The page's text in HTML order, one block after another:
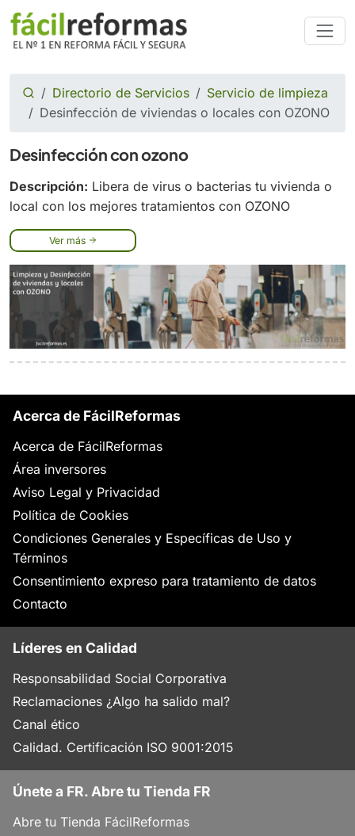
Directorio de Servicios
Servicio de limpieza
Desinfección de viviendas o locales con OZONO
Desinfección con ozono
Descripción: Libera de virus o bacterias tu vivienda o
local con los mejores tratamientos con OZONO
Ver más
Acerca de FácilReformas
Acerca de FácilReformas
Área inversores
Aviso Legal y Privacidad
Política de Cookies
Condiciones Generales y Específicas de Uso y
Términos
Consentimiento expreso para tratamiento de datos
Contacto
Líderes en Calidad
Responsabilidad Social Corporativa
Reclamaciones ¿Algo ha salido mal?
Canal ético
Calidad. Certificación ISO 9001:2015
Únete a FR. Abre tu Tienda FR
Abre tu Tienda FácilReformas